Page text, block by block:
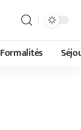
Formalités